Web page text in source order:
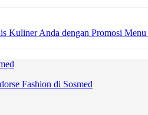
Kuliner Anda dengan Promosi
Fashion di Sosmed